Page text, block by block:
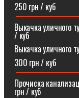
250 грн / куб
Выкачка
/ куб
Выкачка уличного
300 грн / куб
Прочиска
грн / куб